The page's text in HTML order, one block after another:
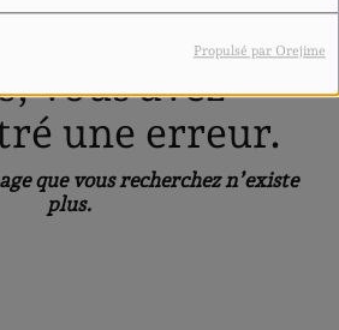
Propulsé par Orejime
vous avez
une erreur.
que vous recherchez n’existe
plus.